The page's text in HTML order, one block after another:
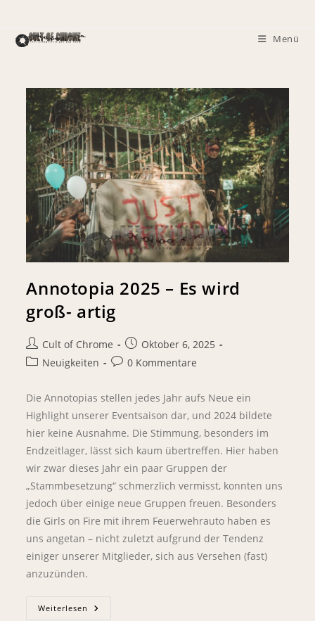
Menü
Annotopia 2025 – Es wird
groß- artig
Cult of Chrome
Oktober 6, 2025
Neuigkeiten
0 Kommentare
Die Annotopias stellen jedes Jahr aufs Neue ein
Highlight unserer Eventsaison dar, und 2024 bildete
hier keine Ausnahme. Die Stimmung, besonders im
Endzeitlager, lässt sich kaum übertreffen. Hier haben
wir zwar dieses Jahr ein paar Gruppen der
„Stammbesetzung“ schmerzlich vermisst, konnten uns
jedoch über einige neue Gruppen freuen. Besonders
die Girls on Fire mit ihrem Feuerwehrauto haben es
uns angetan – nicht zuletzt aufgrund der Tendenz
einiger unserer Mitglieder, sich aus Versehen (fast)
anzuzünden.
Weiterlesen